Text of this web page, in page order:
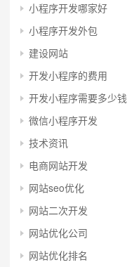
小程序开发哪家好
小程序开发外包
建设网站
开发小程序的费用
开发小程序需要多少钱
微信小程序开发
技术资讯
电商网站开发
网站seo优化
网站二次开发
网站优化公司
网站优化排名